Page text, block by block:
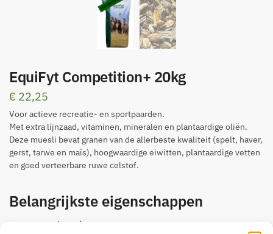
EquiFyt Competition+ 20kg
€ 22,25
Voor actieve recreatie- en sportpaarden.
Met extra lijnzaad, vitaminen, mineralen en plantaardige oliën.
Deze muesli bevat granen van de allerbeste kwaliteit (spelt, haver,
gerst, tarwe en maïs), hoogwaardige eiwitten, plantaardige vetten
en goed verteerbare ruwe celstof.
Belangrijkste eigenschappen
voor sportpaarden